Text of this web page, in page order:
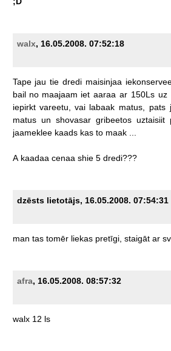
walx, 16.05.2008. 07:52:18
Tape jau tie dredi maisinjaa
bail no maajaam iet aaraa ar 150Ls uz
iepirkt vareetu, vai labaak matus, pats
matus un shovasar gribeetos uztaisiit
jaameklee kaads kas to maak
A kaadaa cenaa shie 5 dredi???
dzēsts lietotājs, 16.05.2008. 07:54:31
man tas tomēr liekas pretīgi, staigāt ar
afra, 16.05.2008. 08:57:32
walx 12 ls